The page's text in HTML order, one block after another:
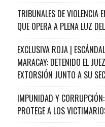
TRIBUNALES DE VIOLENCIA
QUE OPERA A PLENA LUZ
EXCLUSIVA ROJA |
MARACAY: DETENIDO EL
EXTORSIÓN JUNTO A SU
IMPUNIDAD Y
PROTEGE A LOS